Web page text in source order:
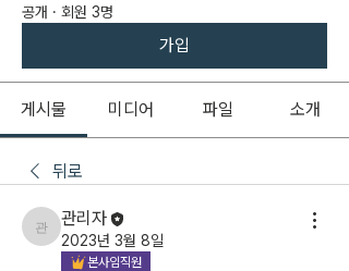
공개 · 회원 3명
가입
게시물 미디어 파일 소개
뒤로
관리자
관리자
2023년 3월 8일
본사임직원